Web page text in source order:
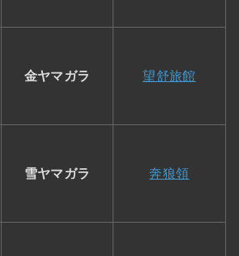
金ヤマガラ 望舒旅館
雪ヤマガラ 奔狼領